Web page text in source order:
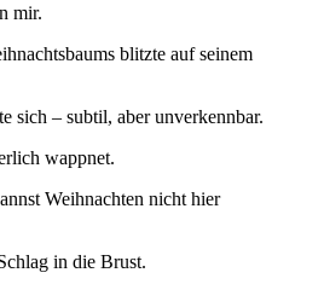
mir.
blitzte auf seinem
sich – subtil, aber unverkennbar.
wappnet.
Weihnachten nicht hier
in die Brust.